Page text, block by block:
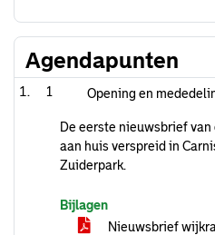
Agendapunten
1 Opening en
De eerste nieuwsbrief
aan huis verspreid in
Zuiderpark.
Bijlagen
Nieuwsbrief